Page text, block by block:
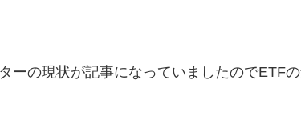
ーの現状が記事になっていましたのでETF